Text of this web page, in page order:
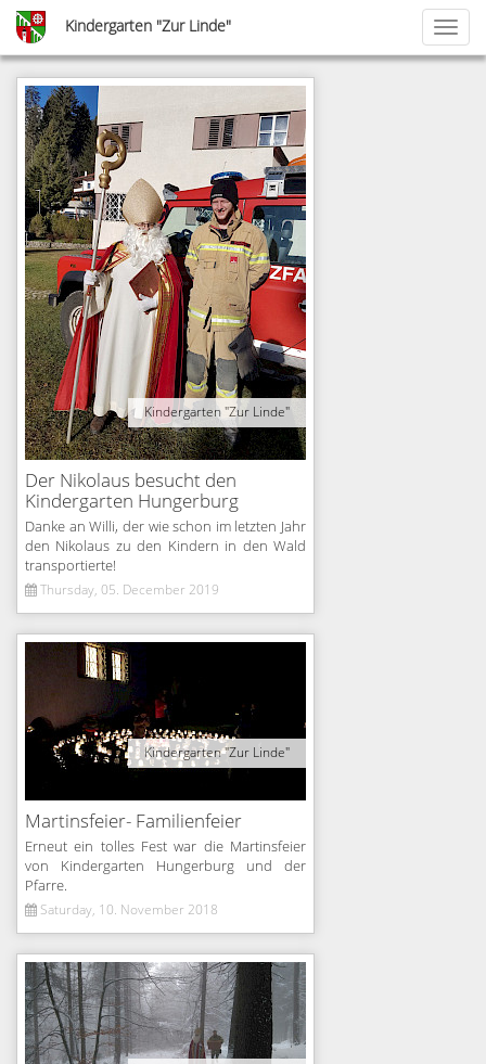
Skip
main
content
Kindergarten "Zur Linde"
Kindergarten "Zur Linde"
Der Nikolaus besucht den
Kindergarten Hungerburg
Danke an Willi, der wie schon im letzten Jahr
den Nikolaus zu den Kindern in den Wald
transportierte!
Thursday, 05. December 2019
Kindergarten "Zur Linde"
Martinsfeier- Familienfeier
Erneut ein tolles Fest war die Martinsfeier
von Kindergarten Hungerburg und der
Pfarre.
Saturday, 10. November 2018